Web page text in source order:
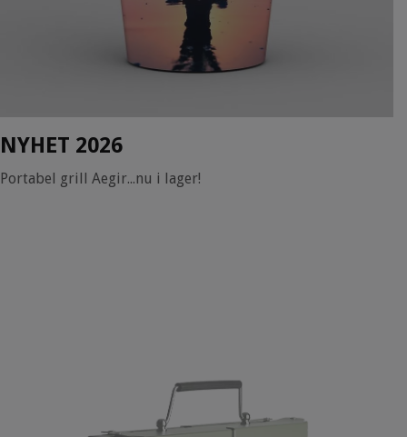
NYHET 2026
Portabel grill Aegir...nu i lager!